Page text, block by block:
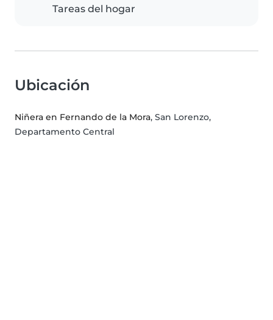
Tareas del hogar
Ubicación
Niñera en Fernando de la Mora, San Lorenzo,
Departamento Central